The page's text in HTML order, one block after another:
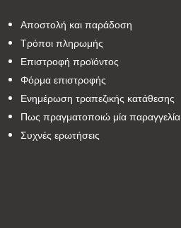
Αποστολή και παράδοση
Τρόποι πληρωμής
Επιστροφή προϊόντος
Φόρμα επιστροφής
Ενημέρωση τραπεζικής κατάθεσης
Πως πραγματοποιώ μία παραγγελία
Συχνές ερωτήσεις